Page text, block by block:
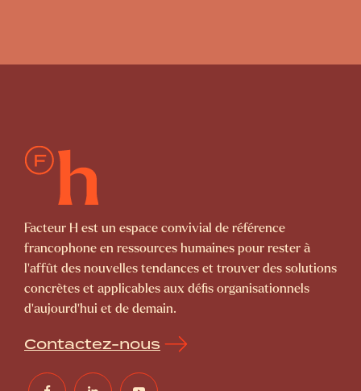
Facteur H est un espace convivial de référence
francophone en ressources humaines pour rester à
l’affût des nouvelles tendances et trouver des solutions
concrètes et applicables aux défis organisationnels
d’aujourd’hui et de demain.
Contactez-nous